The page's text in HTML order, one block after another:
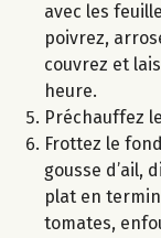
avec les
poivrez,
couvrez et
heure.
Préchauffez
Frottez le
gousse d’ail,
plat en
tomates,